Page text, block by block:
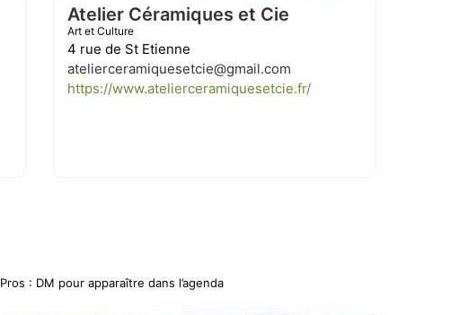
Atelier Céramiques et Cie
Art et Culture
4 rue de St Etienne
atelierceramiquesetcie@gmail.com
https://www.atelierceramiquesetcie.fr/
Pros : DM pour apparaître dans l’agenda